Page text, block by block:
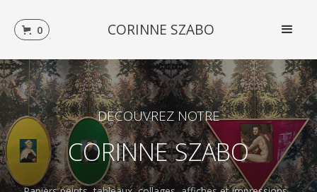
CORINNE SZABO
0
DECOUVREZ NOTRE
CORINNE SZABO